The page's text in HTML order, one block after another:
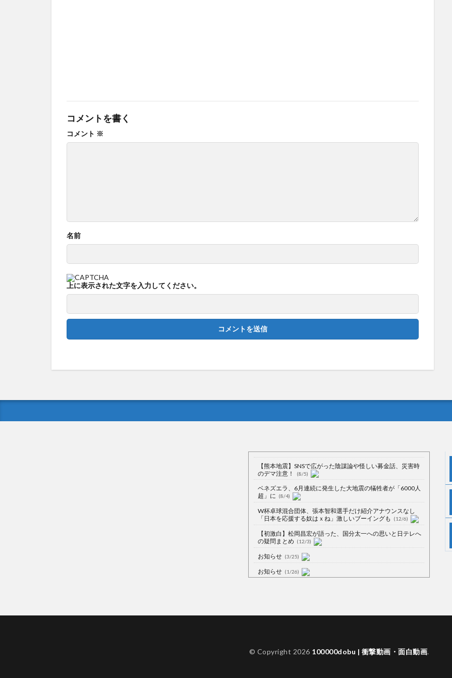
コメントを書く
コメント ※
名前
上に表示された文字を入力してください。
【熊本地震】SNSで広がった陰謀論や怪しい募金話、災害時
のデマ注意！
(8/5)
ベネズエラ、6月連続に発生した大地震の犠牲者が「6000人
超」に (8/4)
W杯卓球混合団体、張本智和選手だけ紹介アナウンスなし
「日本を応援する奴はｘね」激しいブーイングも
(12/6)
【初激白】松岡昌宏が語った、国分太一への思いと日テレへ
の疑問まとめ (12/3)
お知らせ (3/25)
お知らせ (1/26)
広がらず (7/13)
© Copyright 2026 100000dobu | 衝撃動画・面白動画.